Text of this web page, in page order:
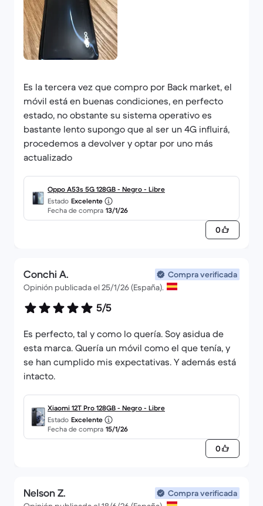
Es la tercera vez que compro por Back market, el
móvil está en buenas condiciones, en perfecto
estado, no obstante su sistema operativo es
bastante lento supongo que al ser un 4G influirá,
procedemos a devolver y optar por uno más
actualizado
Oppo A53s 5G 128GB - Negro - Libre
Estado Excelente
Fecha de compra 13/1/26
0
Conchi A.
Compra verificada
Opinión publicada el 25/1/26 (España).
5/5
Es perfecto, tal y como lo quería. Soy asidua de
esta marca. Quería un móvil como el que tenía, y
se han cumplido mis expectativas. Y además está
intacto.
Xiaomi 12T Pro 128GB - Negro - Libre
Estado Excelente
Fecha de compra 15/1/26
0
Nelson Z.
Compra verificada